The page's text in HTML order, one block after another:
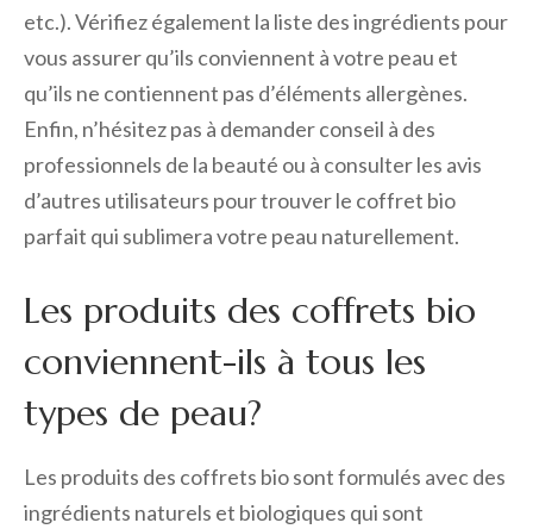
etc.). Vérifiez également la liste des ingrédients pour
vous assurer qu’ils conviennent à votre peau et
qu’ils ne contiennent pas d’éléments allergènes.
Enfin, n’hésitez pas à demander conseil à des
professionnels de la beauté ou à consulter les avis
d’autres utilisateurs pour trouver le coffret bio
parfait qui sublimera votre peau naturellement.
Les produits des coffrets bio
conviennent-ils à tous les
types de peau?
Les produits des coffrets bio sont formulés avec des
ingrédients naturels et biologiques qui sont